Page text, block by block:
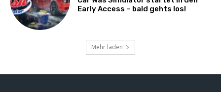
Early Access – bald gehts los!
Mehr laden